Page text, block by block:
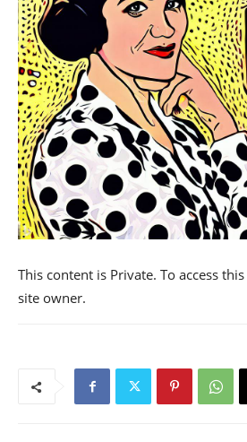
This content is Private. To access
site owner.